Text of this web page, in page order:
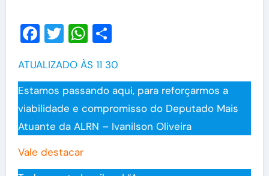
Facebook
TwitterWhatsApp
Share
ATUALIZADO ÀS 11 30
Estamos passando aqui, para reforçarmos a
viabilidade e compromisso do Deputado Mais
Atuante da ALRN – Ivanilson Oliveira
Vale destacar